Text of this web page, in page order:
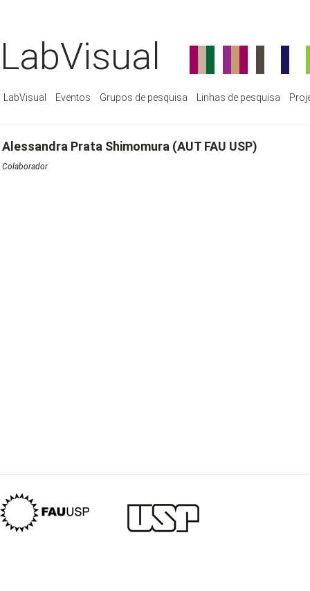
LabVisual
LabVisual Eventos Grupos de pesquisa Linhas de pesquisa
Alessandra Prata Shimomura (AUT FAU USP)
Colaborador